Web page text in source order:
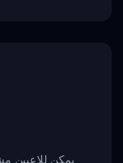
يمكن للاعبين